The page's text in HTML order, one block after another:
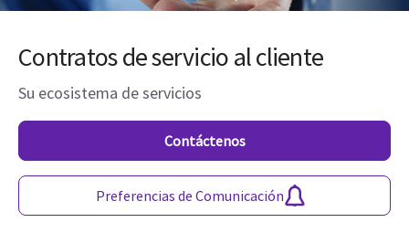
Contratos de servicio al cliente
Su ecosistema de servicios
Contáctenos
Preferencias de Comunicación